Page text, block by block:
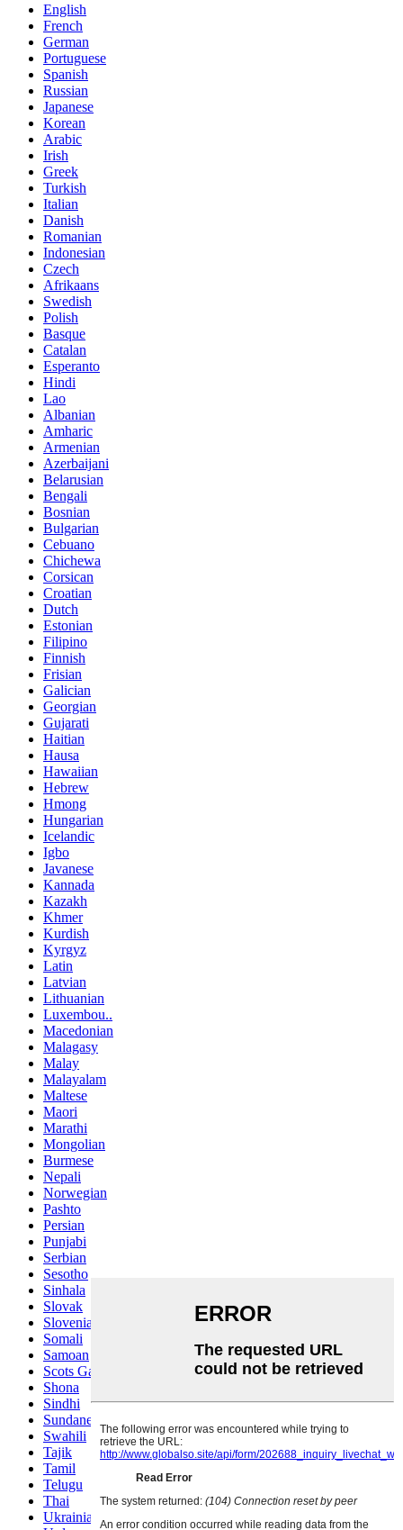
English
French
German
Portuguese
Spanish
Russian
Japanese
Korean
Arabic
Irish
Greek
Turkish
Italian
Danish
Romanian
Indonesian
Czech
Afrikaans
Swedish
Polish
Basque
Catalan
Esperanto
Hindi
Lao
Albanian
Amharic
Armenian
Azerbaijani
Belarusian
Bengali
Bosnian
Bulgarian
Cebuano
Chichewa
Corsican
Croatian
Dutch
Estonian
Filipino
Finnish
Frisian
Galician
Georgian
Gujarati
Haitian
Hausa
Hawaiian
Hebrew
Hmong
Hungarian
Icelandic
Igbo
Javanese
Kannada
Kazakh
Khmer
Kurdish
Kyrgyz
Latin
Latvian
Lithuanian
Luxembou..
Macedonian
Malagasy
Malay
Malayalam
Maltese
Maori
Marathi
Mongolian
Burmese
Nepali
Norwegian
Pashto
Persian
Punjabi
Serbian
Sesotho
Sinhala
Slovak
Slovenian
Somali
Samoan
Scots Gaelic
Shona
Sindhi
Sundanese
Swahili
Tajik
Tamil
Telugu
Thai
Ukrainian